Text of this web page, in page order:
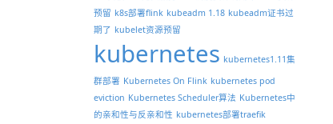
预留 k8s部署flink kubeadm 1.18 kubeadm证书过
期了 kubelet资源预留
kubernetes kubernetes1.11集
群部署 Kubernetes On Flink kubernetes pod
eviction Kubernetes Scheduler算法 Kubernetes中
的亲和性与反亲和性 kubernetes部署traefik